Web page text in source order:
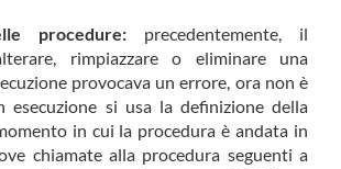
procedure: precedentemente, il
rimpiazzare o eliminare una
provocava un errore, ora non è
esecuzione si usa la definizione della
in cui la procedura è andata in
chiamate alla procedura seguenti a